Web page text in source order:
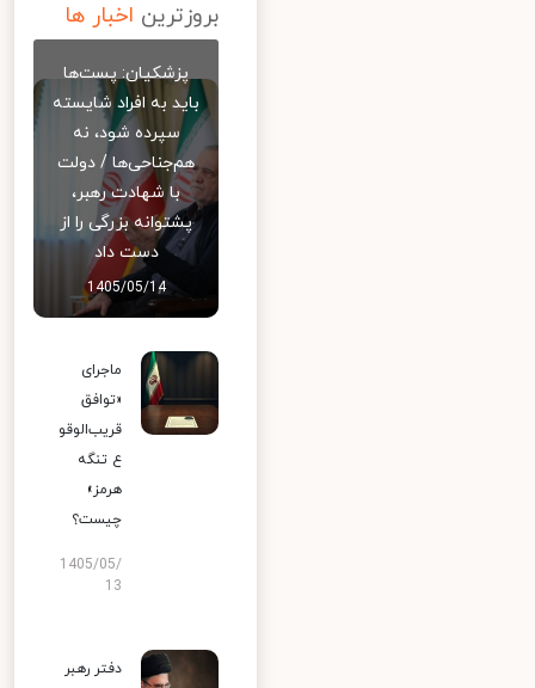
بروزترین اخبار ها
پزشکیان: پست‌ها
باید به افراد شایسته
سپرده شود، نه
هم‌جناحی‌ها / دولت
با شهادت رهبر،
پشتوانه بزرگی را از
دست داد
1405/05/14
ماجرای
«توافق
قریب‌الوقو
ع تنگه
هرمز»
چیست؟
1405/05/
13
دفتر رهبر